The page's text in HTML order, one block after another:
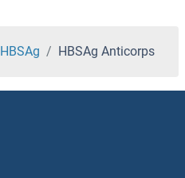
HBSAg HBSAg Anticorps